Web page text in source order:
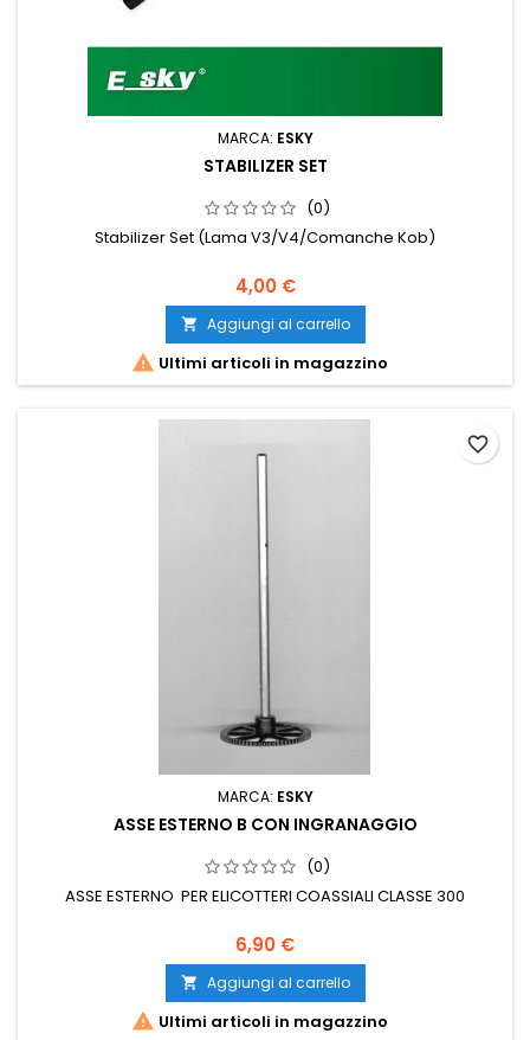
MARCA: ESKY
STABILIZER SET
(0)
Stabilizer Set (Lama V3/V4/Comanche Kob)
4,00 €
 Aggiungi al carrello
 Ultimi articoli in magazzino
MARCA: ESKY
ASSE ESTERNO B CON INGRANAGGIO
(0)
ASSE ESTERNO PER ELICOTTERI COASSIALI CLASSE 300
6,90 €
 Aggiungi al carrello
 Ultimi articoli in magazzino
favorite_border